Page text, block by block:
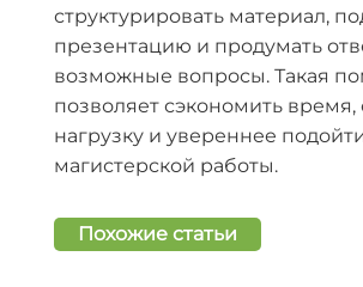
структурировать материал,
презентацию и продумать
возможные вопросы. Такая
позволяет сэкономить время,
нагрузку и увереннее
магистерской работы.
Похожие статьи